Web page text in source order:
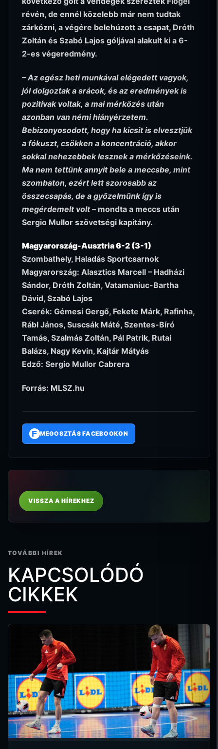
révén, de ennél közelebb már nem tudtak
zárkózni, a végére belehúzott a csapat, Dróth
Zoltán és Szabó Lajos góljával alakult ki a 6-
2-es végeredmény.
– Az egész heti munkával elégedett vagyok,
jól dolgoztak a srácok, és az eredmények is
pozitívak voltak, a mai mérkőzés után
azonban van némi hiányérzetem.
Bebizonyosodott, hogy ha kicsit is elvesztjük
a fókuszt, csökken a koncentráció, akkor
sokkal nehezebbek lesznek a mérkőzéseink.
Ma nem tettünk annyit bele a meccsbe, mint
szombaton, ezért lett szorosabb az
összecsapás, de a győzelmünk így is
megérdemelt volt – mondta a meccs után
Sergio Mullor szövetségi kapitány.
Magyarország-Ausztria 6-2 (3-1)
Szombathely, Haladás Sportcsarnok
Magyarország: Alasztics Marcell – Hadházi
Sándor, Dróth Zoltán, Vatamaniuc-Bartha
Dávid, Szabó Lajos
Cserék: Gémesi Gergő, Fekete Márk, Rafinha,
Rábl János, Suscsák Máté, Szentes-Bíró
Tamás, Szalmás Zoltán, Pál Patrik, Rutai
Balázs, Nagy Kevin, Kajtár Mátyás
Edző: Sergio Mullor Cabrera
Forrás: MLSZ.hu
F MEGOSZTÁS FACEBOOKON
VISSZA A HÍREKHEZ
TOVÁBBI HÍREK
KAPCSOLÓDÓ
CIKKEK